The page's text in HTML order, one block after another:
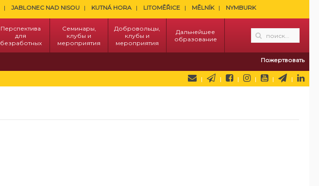
JABLONEC NAD NISOU KUTNÁ HORA LITOMĚŘICE MĚLNÍK NYMBURK
Перспектива
для
безработных
Семинары,
клубы и
мероприятия
Добровольцы,
клубы и
мероприятия
Дальнейшее
образование
Пожертвовать